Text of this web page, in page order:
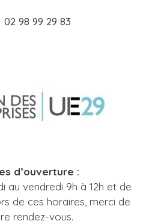
02 98 99 29 83
d’ouverture :
au vendredi 9h à 12h et de
de ces horaires, merci de
rendez-vous.